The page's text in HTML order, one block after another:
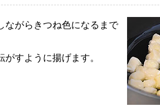
ながらきつね色になるまで
すように揚げます。